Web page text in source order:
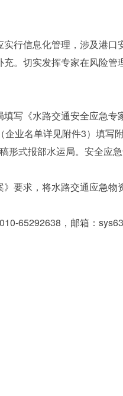
信息化管理，涉及港口
。切实发挥专家在风险
《水路交通安全应急专
企业名单详见附件3）填
形式报部水运局。安全应
求，将水路交通应急物
65292638，邮箱：